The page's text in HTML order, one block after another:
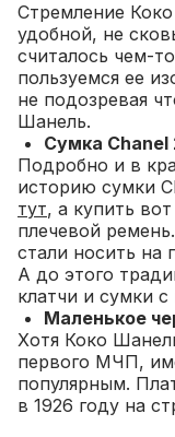
Стремление
удобной, не
считалось чем-
пользуемся ее
не подозревая
Шанель.
Сумка Chanel
Подробно и в
историю сумки
тут, а купить вот
плечевой
стали носить на
А до этого
клатчи и сумки
Маленькое
Хотя Коко
первого МЧП,
популярным.
в 1926 году на